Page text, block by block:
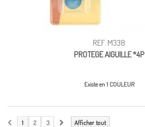
REF: M338
PROTEGE AIGUILLE *4P
Existe en 1 COULEUR
Afficher tout
1 2 3